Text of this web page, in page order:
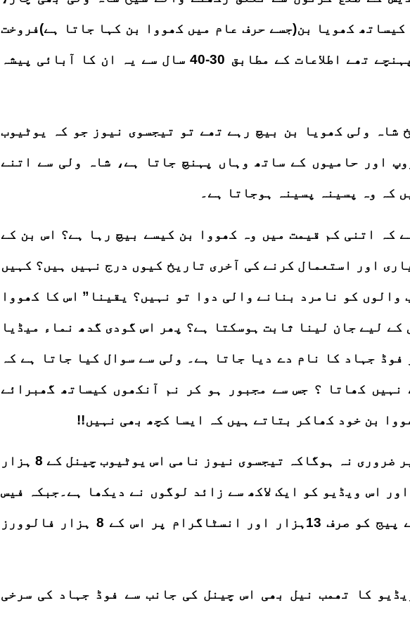
کیساتھ کھویا بن(جسے حرف عام میں کھووا بن کہا جاتا ہے)فروخت
کرنے کی غرض سے پہنچے تھے اطلاعات کے مطابق 30-40 سال سے یہ ان کا آبائی پیشہ
شاہ ولی کھویا بن بیچ رہے تھے تو تیجسوی نیوز جو کہ یوٹیوب
اور حامیوں کے ساتھ وہاں پہنچ جاتا ہے، شاہ ولی سے اتنے
کہ وہ پسینہ پسینہ ہوجاتا ہے۔
کہ اتنی کم قیمت میں وہ کھووا بن کیسے بیچ رہا ہے؟ اس بن کے
اور استعمال کرنے کی آخری تاریخ کیوں درج نہیں ہیں؟ کہیں
والوں کو نامرد بنانے والی دوا تو نہیں؟ یقینا” اس کا کھووا
کے لیے جان لینا ثابت ہوسکتا ہے؟ پھر اس گودی گدھ نماء میڈیا
فوڈ جہاد کا نام دے دیا جاتا ہے۔ ولی سے سوال کیا جاتا ہے کہ
نہیں کھاتا ؟ جس سے مجبور ہو کر نم آنکھوں کیساتھ گھبرائے
بن خود کھاکر بتاتے ہیں کہ ایسا کچھ بھی نہیں!!
یہاں یہ تذکرہ غیر ضروری نہ ہوگاکہ تیجسوی نیوز نامی اس یوٹیوب چینل کے 8 ہزار
اس ویڈیو کو ایک لاکھ سے زائد لوگوں نے دیکھا ہے۔جبکہ فیس
بک پر اس چینل کے پیج کو صرف 13ہزار اور انسٹاگرام پر اس کے 8 ہزار فالوورز
کا تھمب نیل بھی اس چینل کی جانب سے فوڈ جہاد کی سرخی